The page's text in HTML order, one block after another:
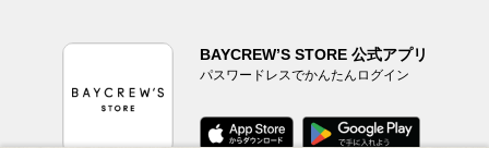
BAYCREW’S STORE 公式アプリ
パスワードレスでかんたんログイン